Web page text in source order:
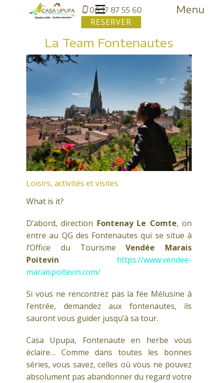
Menu
RESERVER
La Team Fontenautes
Loisirs, activités et visites
What is it?
D’abord, direction Fontenay Le Comte, on
entre au QG des Fontenautes qui se situe à
l’Office du Tourisme Vendée Marais
Poitevin
https://www.vendee-
maraispoitevin.com/
Si vous ne rencontrez pas la fée Mélusine à
l’entrée, demandez aux fontenautes, ils
sauront vous guider jusqu’à sa tour.
Casa Upupa, Fontenaute en herbe vous
éclaire… Comme dans toutes les bonnes
séries, vous savez, celles où vous ne pouvez
absolument pas abandonner du regard votre